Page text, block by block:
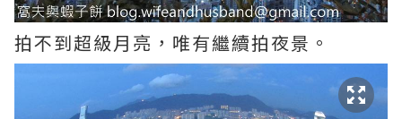
拍不到超級月亮，唯有繼續拍夜景。